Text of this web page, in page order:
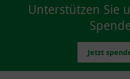
Unterstützen Sie
Jetzt